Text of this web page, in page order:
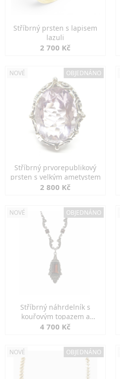
Stříbrný prsten s lapisem
lazuli
2 700 Kč
NOVÉ OBJEDNÁNO
Stříbrný prvorepublikový
prsten s velkým ametystem
2 800 Kč
NOVÉ OBJEDNÁNO
Stříbrný náhrdelník s
kouřovým topazem a
markazity
4 700 Kč
NOVÉ OBJEDNÁNO